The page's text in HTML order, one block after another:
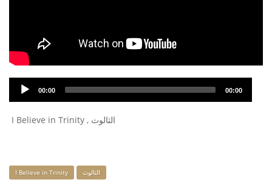
Audio
Player
00:00 00:00
I Believe in Trinity , الثالوث
Keywords
I Believe in Trinity الثالوث